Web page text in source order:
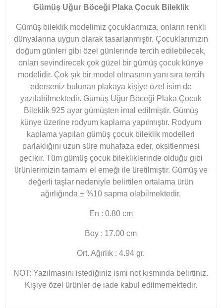
Gümüş Uğur Böceği Plaka Çocuk Bileklik
Gümüş bileklik modelimiz çocuklarımıza, onların renkli
dünyalarına uygun olarak tasarlanmıştır. Çocuklarımızın
doğum günleri gibi özel günlerinde tercih edilebilecek,
onları sevindirecek çok güzel bir gümüş çocuk künye
modelidir. Çok şık bir model olmasının yanı sıra tercih
ederseniz bulunan plakaya kişiye özel isim de
yazılabilmektedir. Gümüş Uğur Böceği Plaka Çocuk
Bileklik 925 ayar gümüşten imal edilmiştir. Gümüş
künye üzerine rodyum kaplama yapılmıştır. Rodyum
kaplama yapılan gümüş çocuk bileklik modelleri
parlaklığını uzun süre muhafaza eder, oksitlenmesi
gecikir. Tüm gümüş çocuk bilekliklerinde olduğu gibi
ürünlerimizin tamamı el emeği ile üretilmiştir. Gümüş ve
değerli taşlar nedeniyle belirtilen ortalama ürün
ağırlığında ± %10 sapma olabilmektedir.
En : 0.80 cm
Boy : 17.00 cm
Ort. Ağırlık : 4.94 gr.
NOT: Yazılmasını istediğiniz ismi not kısmında belirtiniz.
Kişiye özel ürünler de iade kabul edilmemektedir.